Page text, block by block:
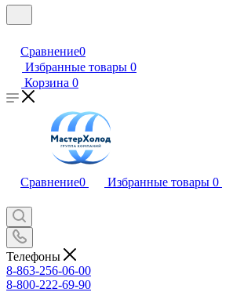
Сравнение0
Избранные товары 0
Корзина 0
Сравнение0 Избранные товары 0
Телефоны
8-863-256-06-00
8-800-222-69-90